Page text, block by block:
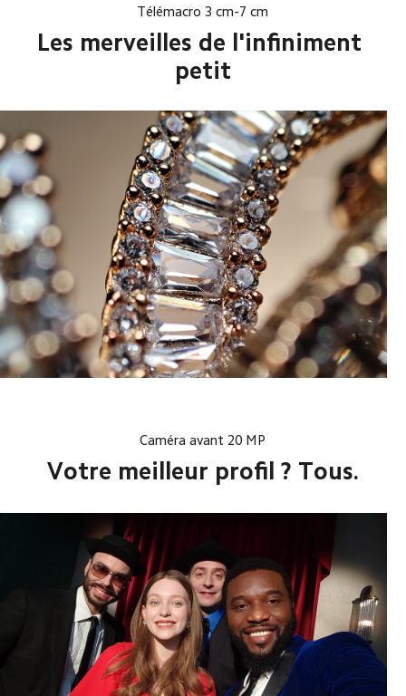
Télémacro 3 cm-7 cm
Les merveilles de l'infiniment
petit
Caméra avant 20 MP
Votre meilleur profil ? Tous.